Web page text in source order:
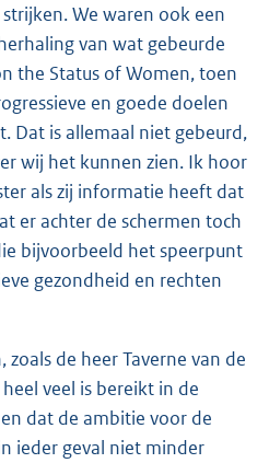
We waren ook een
van wat gebeurde
the Status of Women, toen
en goede doelen
Dat is allemaal niet gebeurd,
wij het kunnen zien. Ik hoor
als zij informatie heeft dat
er achter de schermen toch
bijvoorbeeld het speerpunt
gezondheid en rechten
de heer Taverne van de
veel is bereikt in de
dat de ambitie voor de
ieder geval niet minder